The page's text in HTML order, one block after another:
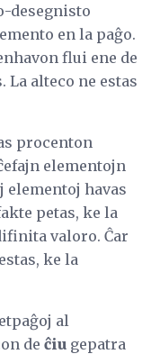
desegnisto
en la paĝo.
flui ene de
alteco ne estas
procenton
elementojn
elementoj havas
petas, ke la
valoro. Ĉar
ke la
al
de ĉiu gepatra